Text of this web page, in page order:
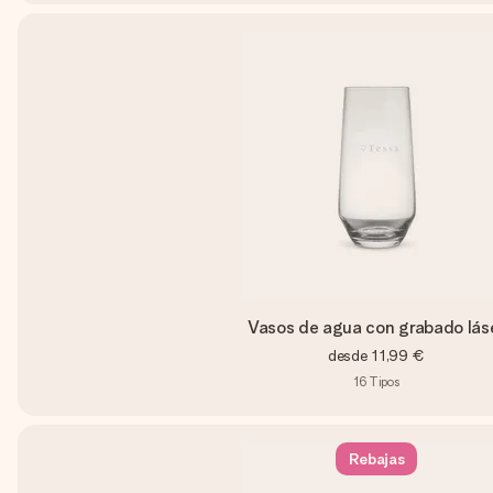
Vasos de agua con grabado
desde 11,99 €
16 Tipos
Rebajas